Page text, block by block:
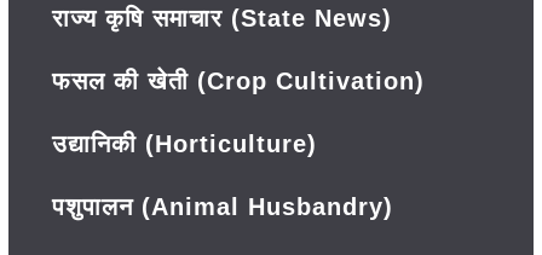
राज्य कृषि समाचार (State News)
फसल की खेती (Crop Cultivation)
उद्यानिकी (Horticulture)
पशुपालन (Animal Husbandry)